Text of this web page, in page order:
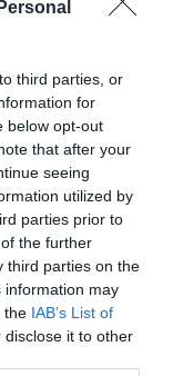
third parties, or
for
below opt-out
that after your
seeing
utilized by
parties prior to
the further
third parties on the
information may
the IAB’s List of
it to other